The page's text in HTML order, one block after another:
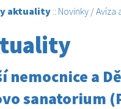
aktuality:: Novinky /Avíza
nemocnice a
sanatorium